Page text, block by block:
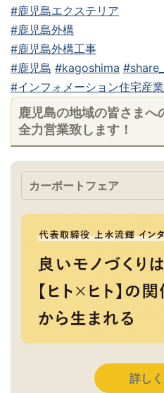
#鹿児島エクステリア
#鹿児島外構
#鹿児島外構工事
#鹿児島 #kagoshima
#インフォメーション住宅産業
鹿児島の地域の皆さまへ
全力営業致します！
カーポートフェア
詳し